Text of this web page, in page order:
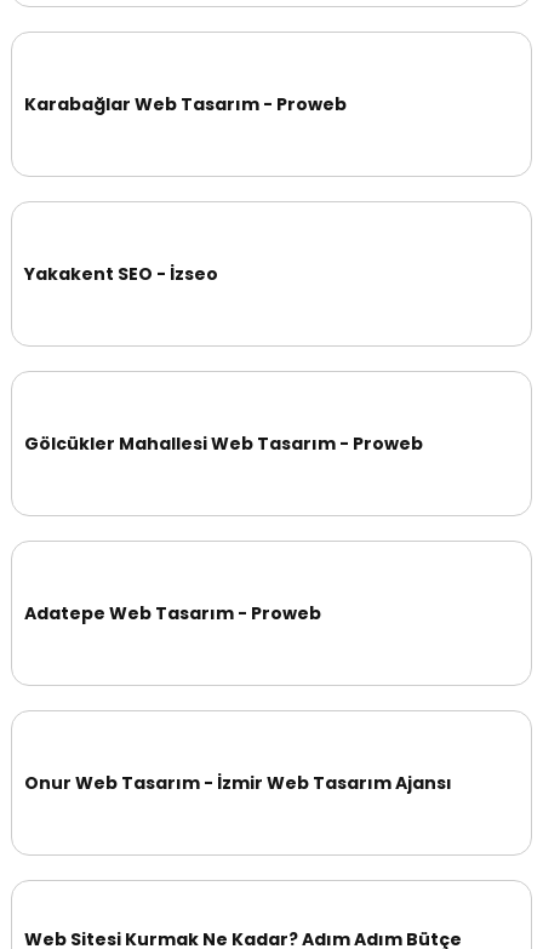
Karabağlar Web Tasarım - Proweb
Yakakent SEO - İzseo
Gölcükler Mahallesi Web Tasarım - Proweb
Adatepe Web Tasarım - Proweb
Onur Web Tasarım - İzmir Web Tasarım Ajansı
Web Sitesi Kurmak Ne Kadar? Adım Adım Bütçe